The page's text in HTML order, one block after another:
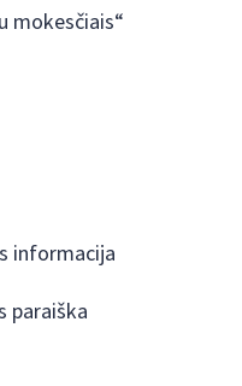
mokesčiais“
informacija
paraiška